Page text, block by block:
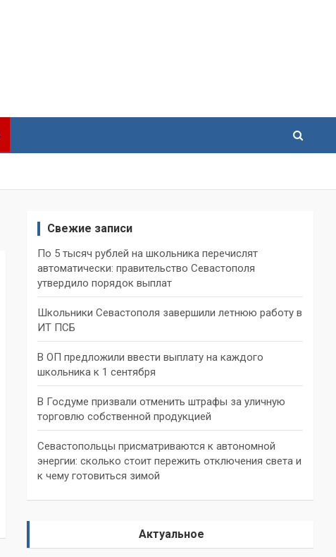
Свежие записи
По 5 тысяч рублей на школьника перечислят
автоматически: правительство Севастополя
утвердило порядок выплат
Школьники Севастополя завершили летнюю работу в
ИТ ПСБ
В ОП предложили ввести выплату на каждого
школьника к 1 сентября
В Госдуме призвали отменить штрафы за уличную
торговлю собственной продукцией
Севастопольцы присматриваются к автономной
энергии: сколько стоит пережить отключения света и
к чему готовиться зимой
Актуальное